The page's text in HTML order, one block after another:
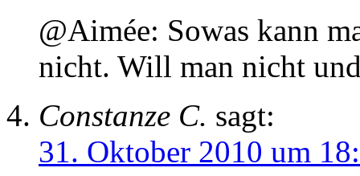
@Aimée: Sowas kann
nicht. Will man nicht
Constanze C. sagt:
31. Oktober 2010 um